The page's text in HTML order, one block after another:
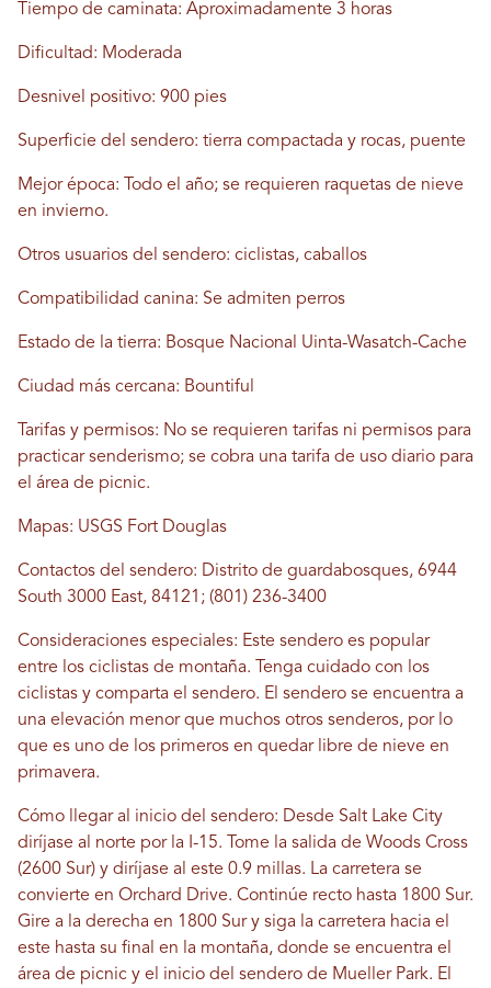
Tiempo de caminata: Aproximadamente 3 horas
Dificultad: Moderada
Desnivel positivo: 900 pies
Superficie del sendero: tierra compactada y rocas, puente
Mejor época: Todo el año; se requieren raquetas de nieve
en invierno.
Otros usuarios del sendero: ciclistas, caballos
Compatibilidad canina: Se admiten perros
Estado de la tierra: Bosque Nacional Uinta-Wasatch-Cache
Ciudad más cercana: Bountiful
Tarifas y permisos: No se requieren tarifas ni permisos para
practicar senderismo; se cobra una tarifa de uso diario para
el área de picnic.
Mapas: USGS Fort Douglas
Contactos del sendero: Distrito de guardabosques, 6944
South 3000 East, 84121; (801) 236-3400
Consideraciones especiales: Este sendero es popular
entre los ciclistas de montaña. Tenga cuidado con los
ciclistas y comparta el sendero. El sendero se encuentra a
una elevación menor que muchos otros senderos, por lo
que es uno de los primeros en quedar libre de nieve en
primavera.
Cómo llegar al inicio del sendero: Desde Salt Lake City
diríjase al norte por la I-15. Tome la salida de Woods Cross
(2600 Sur) y diríjase al este 0.9 millas. La carretera se
convierte en Orchard Drive. Continúe recto hasta 1800 Sur.
Gire a la derecha en 1800 Sur y siga la carretera hacia el
este hasta su final en la montaña, donde se encuentra el
área de picnic y el inicio del sendero de Mueller Park. El